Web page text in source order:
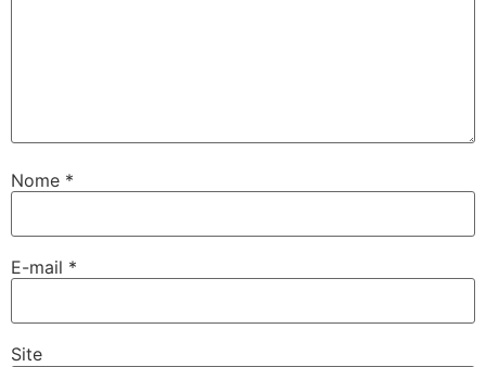
Nome *
E-mail *
Site